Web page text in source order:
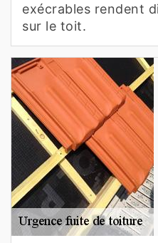
exécrables rendent
sur le toit.